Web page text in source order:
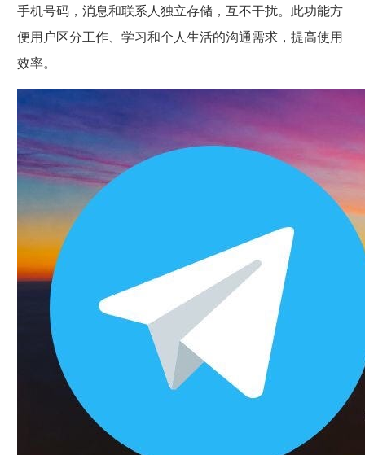
Telegram Web版
手机号码，消息和联系人独立存储，互不干扰。此功能方
便用户区分工作、学习和个人生活的沟通需求，提高使用
效率。